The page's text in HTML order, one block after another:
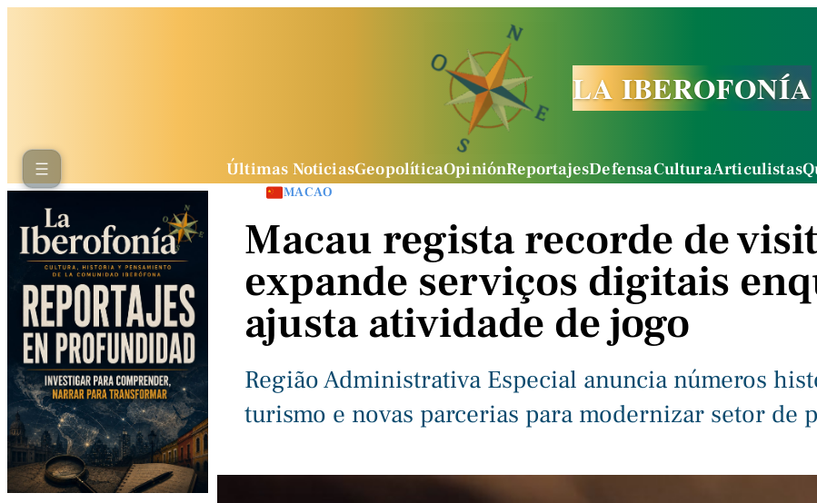
LA IBEROFONÍA
Últimas NoticiasGeopolíticaOpiniónReportajesDefensaCulturaArticulistas
MACAO
Macau regista recorde de
expande serviços digitais
ajusta atividade de jogo
Região Administrativa Especial anuncia números
turismo e novas parcerias para modernizar setor de